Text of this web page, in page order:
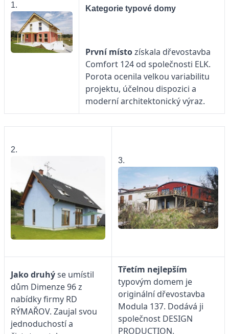
1. Kategorie typové domy
První místozískala dřevostavba
Comfort 124 od společnosti ELK.
Porota ocenila velkou variabilitu
projektu, účelnou dispozici a
moderní architektonický výraz.
2.
3.
Jako druhýse umístil
dům Dimenze 96 z
nabídky firmy RD
RÝMAŘOV. Zaujal svou
jednoduchostí a
Třetím nejlepším
typovým domem je
originální dřevostavba
Modula 137. Dodává ji
společnost DESIGN
PRODUCTION.